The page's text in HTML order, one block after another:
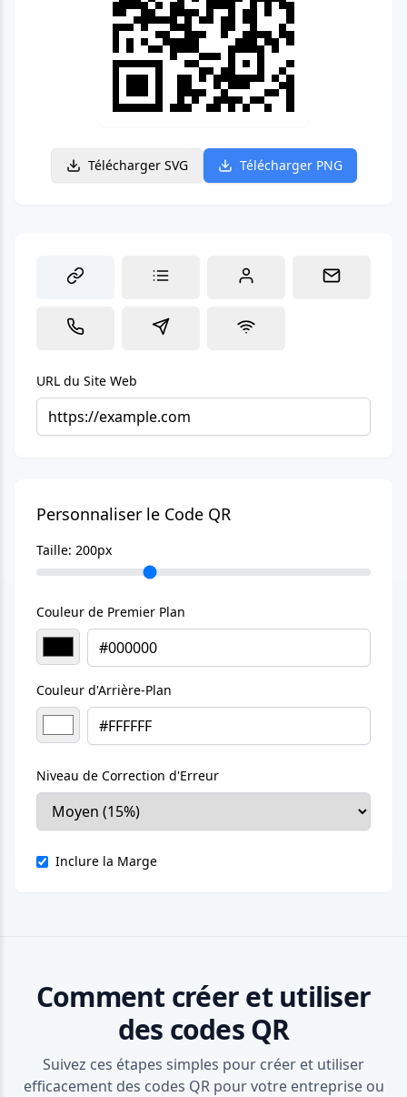
Télécharger SVG Télécharger PNG
URL du Site Web
Personnaliser le Code QR
Taille: 200px
Couleur de Premier Plan
Couleur d'Arrière-Plan
Niveau de Correction d'Erreur
Inclure la Marge
Comment créer et utiliser
des codes QR
Suivez ces étapes simples pour créer et utiliser
efficacement des codes QR pour votre entreprise ou